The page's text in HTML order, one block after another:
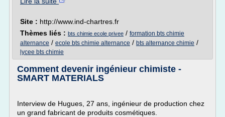
Site : http://www.ind-chartres.fr
Thèmes liés : bts chimie ecole privee / formation bts chimie
alternance / ecole bts chimie alternance / bts alternance chimie /
lycee bts chimie
Comment devenir ingénieur chimiste -
SMART MATERIALS
Interview de Hugues, 27 ans, ingénieur de production chez
un grand fabricant de produits cosmétiques.